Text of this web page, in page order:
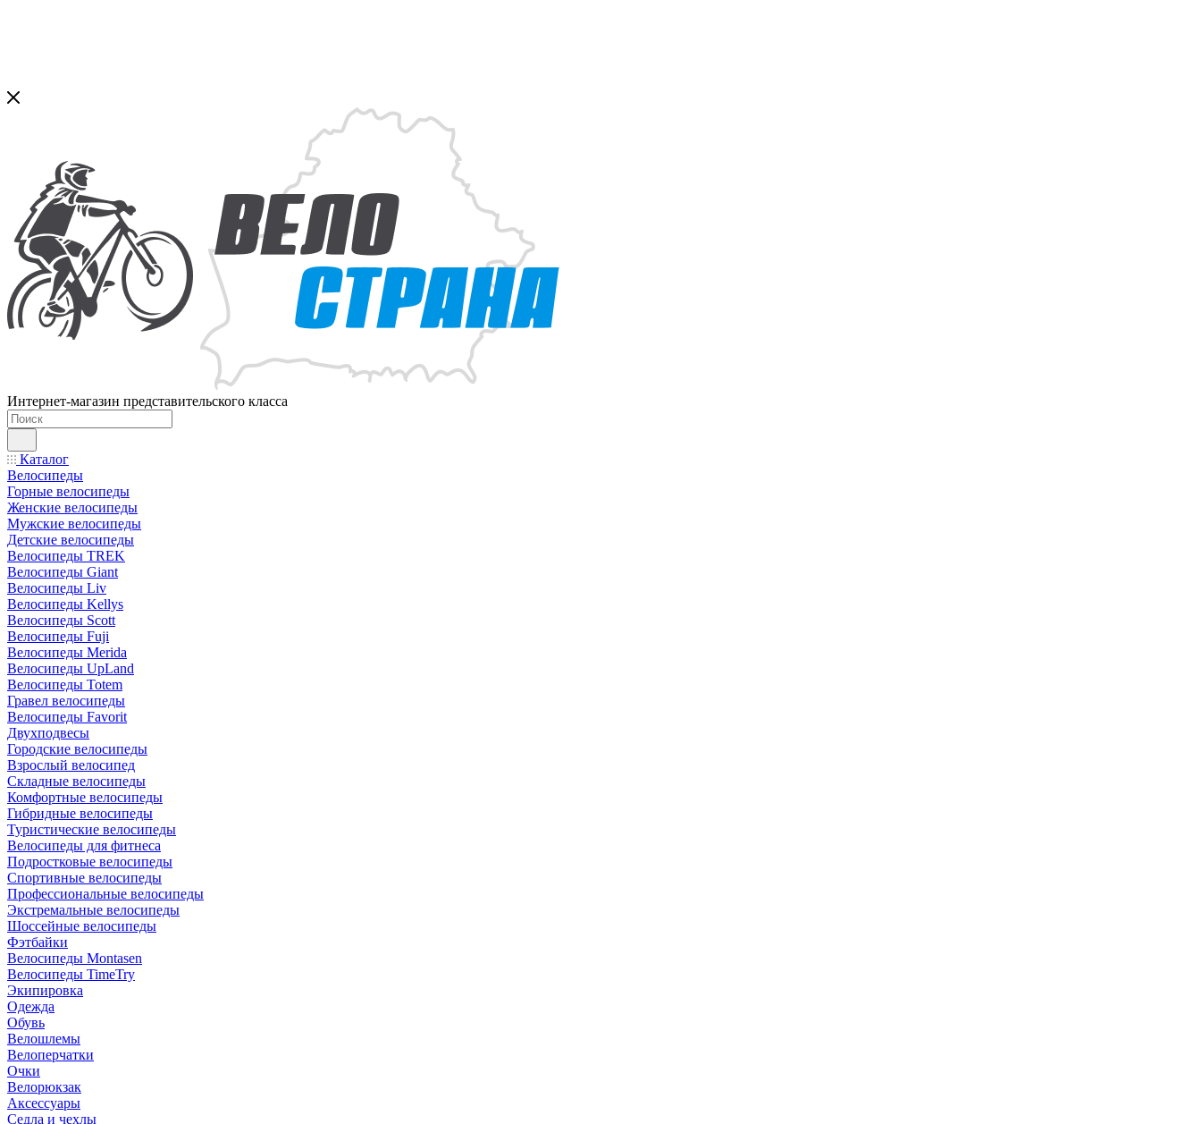
Интернет-магазин представительского класса
Каталог
Велосипеды
Горные велосипеды
Женские велосипеды
Мужские велосипеды
Детские велосипеды
Велосипеды TREK
Велосипеды Giant
Велосипеды Liv
Велосипеды Kellys
Велосипеды Scott
Велосипеды Fuji
Велосипеды Merida
Велосипеды UpLand
Велосипеды Totem
Гравел велосипеды
Велосипеды Favorit
Двухподвесы
Городские велосипеды
Взрослый велосипед
Складные велосипеды
Комфортные велосипеды
Гибридные велосипеды
Туристические велосипеды
Велосипеды для фитнеса
Подростковые велосипеды
Спортивные велосипеды
Профессиональные велосипеды
Экстремальные велосипеды
Шоссейные велосипеды
Фэтбайки
Велосипеды Montasen
Велосипеды TimeTry
Экипировка
Одежда
Обувь
Велошлемы
Велоперчатки
Очки
Велорюкзак
Аксессуары
Седла и чехлы